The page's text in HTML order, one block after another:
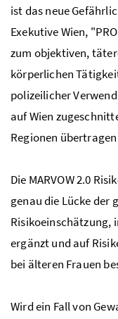
ist das neue
Exekutive Wien,
zum objektiven,
körperlichen
polizeilicher
auf Wien
Regionen
Die MARVOW 2.0
genau die Lücke der
Risikoeinschätzung,
ergänzt und auf
bei älteren Frauen
Wird ein Fall von